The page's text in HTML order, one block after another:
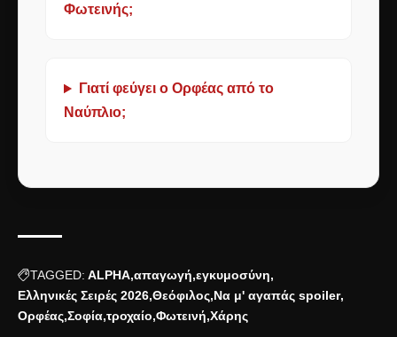
Φωτεινής;
Γιατί φεύγει ο Ορφέας από το
Ναύπλιο;
TAGGED: ALPHA απαγωγή εγκυμοσύνη
Ελληνικές Σειρές 2026 Θεόφιλος Να μ' αγαπάς spoiler
Ορφέας Σοφία τροχαίο Φωτεινή Χάρης